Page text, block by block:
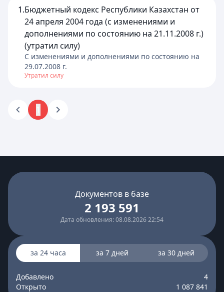
1.Бюджетный кодекс Республики Казахстан от
24 апреля 2004 года (с изменениями и
дополнениями по состоянию на 21.11.2008 г.)
(утратил силу)
C изменениями и дополнениями по состоянию на
29.07.2008 г.
Утратил силу
Документов в базе
2 193 591
Дата обновления: 08.08.2026 22:54
за 24 часа за 7 дней за 30 дней
Добавлено
4
Открыто
1 087 841